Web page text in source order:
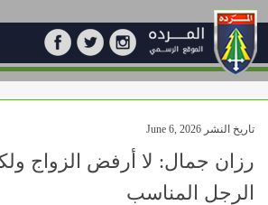
تاريخ النشر June 6, 2026
رزان جمال: لا أرفض الزواج
الرجل المناسب